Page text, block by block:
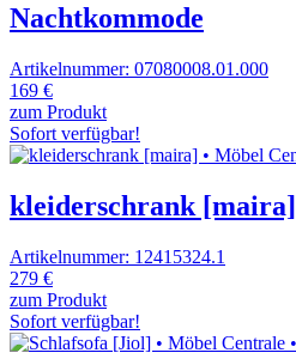
Nachtkommode
Artikelnummer: 07080008.01.000
169 €
zum Produkt
Sofort verfügbar!
kleiderschrank [maira]
Artikelnummer: 12415324.1
279 €
zum Produkt
Sofort verfügbar!